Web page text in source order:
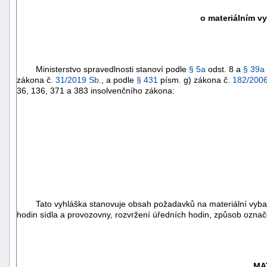
o materiálním
Ministerstvo spravedlnosti stanoví podle § 5a odst. 8 a § 39a
zákona č. 31/2019 Sb. , a podle § 431 písm. g) zákona č. 182/
36, 136, 371 a 383 insolvenčního zákona:
Tato vyhláška stanovuje obsah požadavků na materiální
hodin sídla a provozovny, rozvržení úředních hodin, způsob